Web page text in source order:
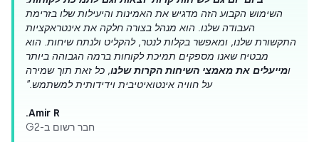
השימוש הקבוע הזה מדגיש את האמינות והיעילות שלו בזרימת
העבודה שלנו. הוא מנהל בצורה חלקה את אינטראקציות
התקשורת שלנו, ומאפשר בקלות לנטר, להקליט ולנתח שיחות. הוא
מבטיח שאנו מספקים תמיכת לקוחות ברמה הגבוהה ביותר
מייעלים את מאמצי השיחות הקרות שלנו, כל זאת תוך שמירה
על חוויה אינטואיטיבית וידידותית למשתמש.”
Amir R.
חבר רשום ב-G2